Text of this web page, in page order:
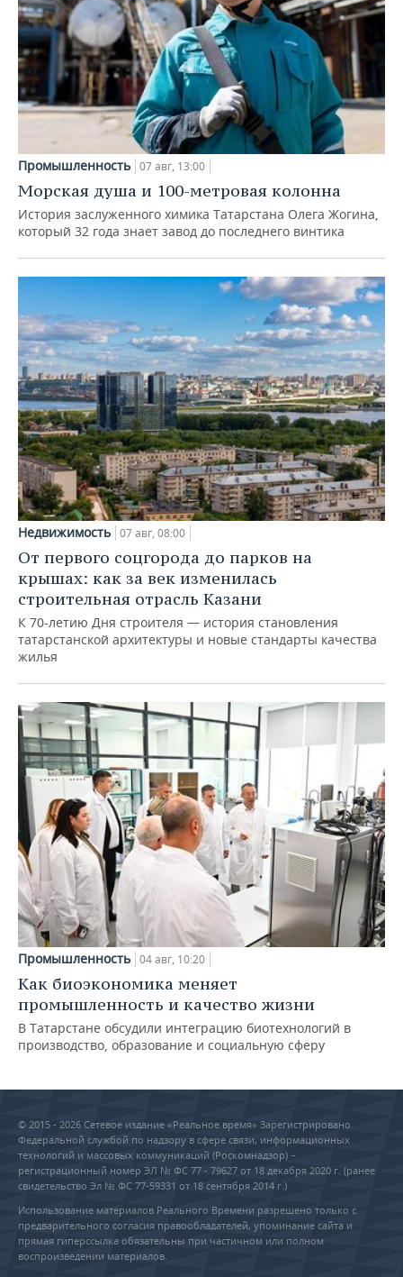
Промышленность 07 авг, 13:00
Морская душа и 100-метровая колонна
История заслуженного химика Татарстана Олега Жогина,
который 32 года знает завод до последнего винтика
Недвижимость 07 авг, 08:00
От первого соцгорода до парков на
крышах: как за век изменилась
строительная отрасль Казани
К 70-летию Дня строителя — история становления
татарстанской архитектуры и новые стандарты качества
жилья
Промышленность 04 авг, 10:20
Как биоэкономика меняет
промышленность и качество жизни
В Татарстане обсудили интеграцию биотехнологий в
производство, образование и социальную сферу
© 2015 - 2026 Сетевое издание «Реальное время» Зарегистрировано
Федеральной службой по надзору в сфере связи, информационных
технологий и массовых коммуникаций (Роскомнадзор) –
регистрационный номер ЭЛ № ФС 77 - 79627 от 18 декабря 2020 г. (ранее
свидетельство Эл № ФС 77-59331 от 18 сентября 2014 г.)
Использование материалов Реального Времени разрешено только с
предварительного согласия правообладателей, упоминание сайта и
прямая гиперссылка обязательны при частичном или полном
воспроизведении материалов.